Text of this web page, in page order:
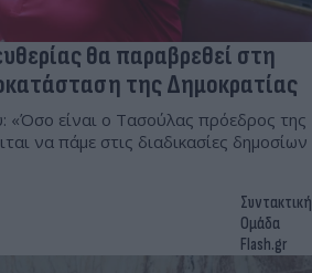
θα παραβρεθεί στη
της Δημοκρατίας
είναι ο Τασούλας πρόεδρος της
να πάμε στις διαδικασίες δημοσίων
Συντακτική
Ομάδα
Flash.gr